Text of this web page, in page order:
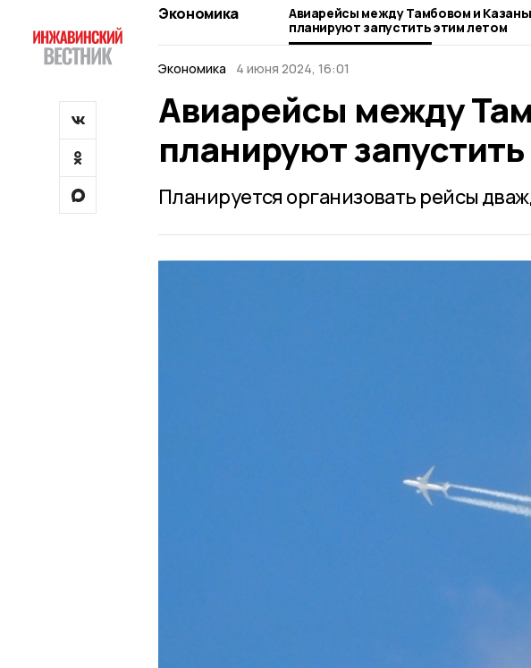
Экономика
Авиарейсы между Тамбовом и
планируют запустить этим летом
Экономика
4 июня 2024, 16:01
Авиарейсы между
планируют
Планируется организовать рейсы